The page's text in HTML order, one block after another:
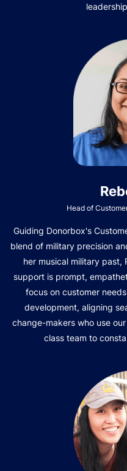
Head of
Guiding Donorbox's
blend of military precision
her musical military past,
support is prompt,
focus on customer
development, aligning
change-makers who use
class team to